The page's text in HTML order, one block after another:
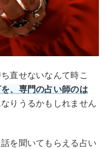
直せないなんて時こ
、専門の占い師のは
りうるかもしれません
を聞いてもらえる占い